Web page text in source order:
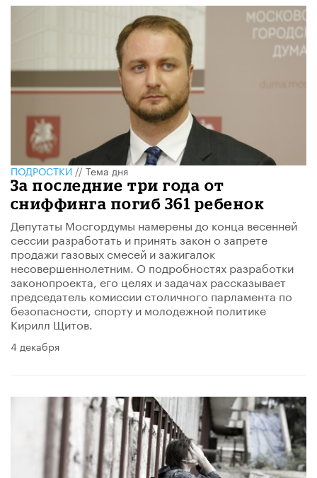
ПОДРОСТКИ//Тема дня
За последние три года от
сниффинга погиб 361 ребенок
Депутаты Мосгордумы намерены до конца весенней
сессии разработать и принять закон о запрете
продажи газовых смесей и зажигалок
несовершеннолетним. О подробностях разработки
законопроекта, его целях и задачах рассказывает
председатель комиссии столичного парламента по
безопасности, спорту и молодежной политике
Кирилл Щитов.
4 декабря